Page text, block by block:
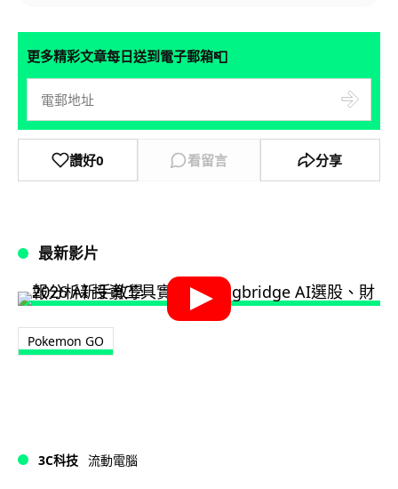
更多精彩文章每日送到電子郵箱📮
讚好0 看留言 分享
最新影片
Pokemon GO
3C科技 流動電腦